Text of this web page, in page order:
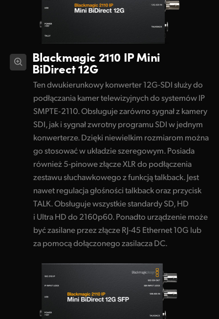
Blackmagic 2110 IPMini
BiDirect 12G
Ten dwukierunkowy konwerter 12G-SDI służy do
podłączania kamer telewizyjnych do systemów IP
SMPTE‑2110. Obsługuje zarówno sygnał z kamery
SDI, jak i sygnał zwrotny programu SDI w jednym
konwerterze. Dzięki niewielkim rozmiarom można
go stosować w układzie szeregowym. Posiada
również 5-pinowe złącze XLR do podłączenia
zestawu słuchawkowego z funkcją talkback. Jest
nawet regulacja głośności talkback oraz przycisk
TALK. Obsługuje wszystkie standardy SD, HD
i Ultra HD do 2160p60. Ponadto urządzenie może
być zasilane przez złącze RJ-45 Ethernet 10G lub
za pomocą dołączonego zasilacza DC.